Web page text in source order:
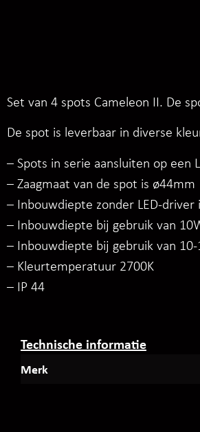
Set van 4 spots Cameleon II. De
De spot is leverbaar in diverse
– Spots in serie aansluiten op
– Zaagmaat van de spot is ø44mm
– Inbouwdiepte zonder LED-
– Inbouwdiepte bij gebruik van
– Inbouwdiepte bij gebruik van
– Kleurtemperatuur 2700K
– IP 44
Technische informatie
Merk